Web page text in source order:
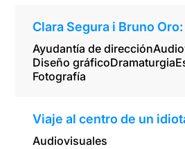
Clara Segura i Bruno
Ayudantía de dirección
Diseño gráficoDramaturgia
Fotografía
Viaje al centro de un
Audiovisuales